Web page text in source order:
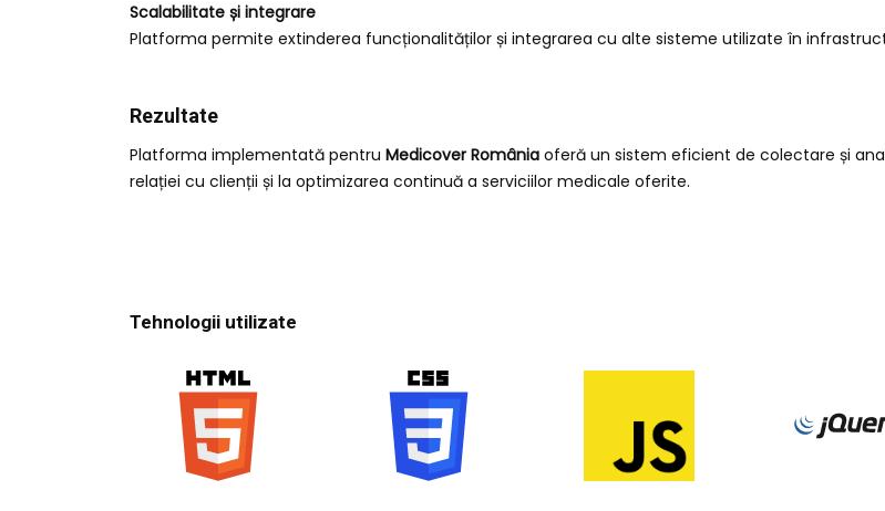
Scalabilitate și integrare
Platforma permite extinderea funcționalităților și integrarea cu alte sisteme utilizate în
Rezultate
Platforma implementată pentru Medicover România oferă un sistem eficient de colectare și
relației cu clienții și la optimizarea continuă a serviciilor medicale oferite.
Tehnologii utilizate